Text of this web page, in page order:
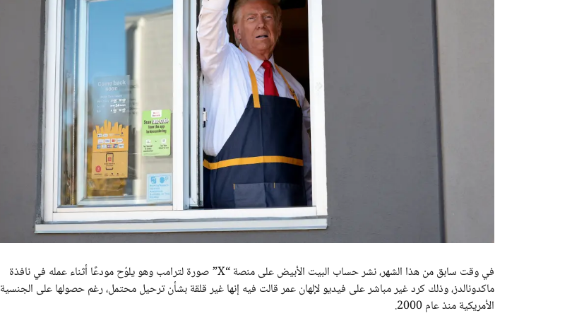
في وقت سابق من هذا الشهر، نشر حساب البيت الأبيض على منصة “X” صورة لترامب وهو يلوّح مودعًا أثناء عمله في نافذة
ماكدونالدز، وذلك كرد غير مباشر على فيديو لإلهان عمر قالت فيه إنها غير قلقة بشأن ترحيل محتمل، رغم حصولها على الجنسية
الأمريكية منذ عام 2000.